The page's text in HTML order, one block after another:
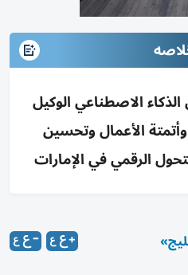
الاصطناعي الوكيل
وأتمتة الأعمال وتحسين
الرقمي في الإمارات